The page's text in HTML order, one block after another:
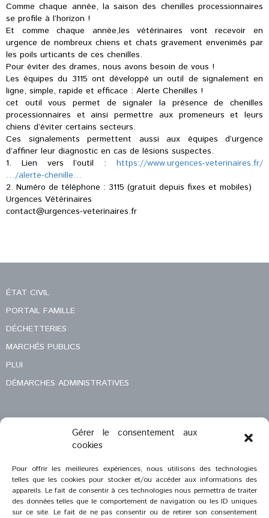
Gérer le consentement aux
cookies
Pour offrir les meilleures expériences, nous utilisons des technologies
telles que les cookies pour stocker et/ou accéder aux informations des
appareils. Le fait de consentir à ces technologies nous permettra de traiter
des données telles que le comportement de navigation ou les ID uniques
sur ce site. Le fait de ne pas consentir ou de retirer son consentement
Comme chaque année, la saison des chenilles processionnaires
se profile à l’horizon !
Et comme chaque année,les vétérinaires vont recevoir en
urgence de nombreux chiens et chats gravement envenimés par
les poils urticants de ces chenilles.
Pour éviter des drames, nous avons besoin de vous !
Les équipes du 3115 ont développé un outil de signalement en
ligne, simple, rapide et efficace : Alerte Chenilles !
cet outil vous permet de signaler la présence de chenilles
processionnaires et ainsi permettre aux promeneurs et leurs
chiens d’éviter certains secteurs.
Ces signalements permettent aussi aux équipes d’urgence
d’affiner leur diagnostic en cas de lésions suspectes.
1. Lien vers l’outil : https://www.urgences-veterinaires.fr/
…/alerte-chenille…
2. Numéro de téléphone : 3115 (gratuit depuis fixes et mobiles)
Urgences Vétérinaires
contact@urgences-veterinaires.fr
ÉTAT CIVIL
PORTAIL FAMILLE
DÉCHETTERIES
MARCHÉS PUBLICS
PLUI
DÉMARCHES ADMINISTRATIVES
MENTIONS LÉGALES